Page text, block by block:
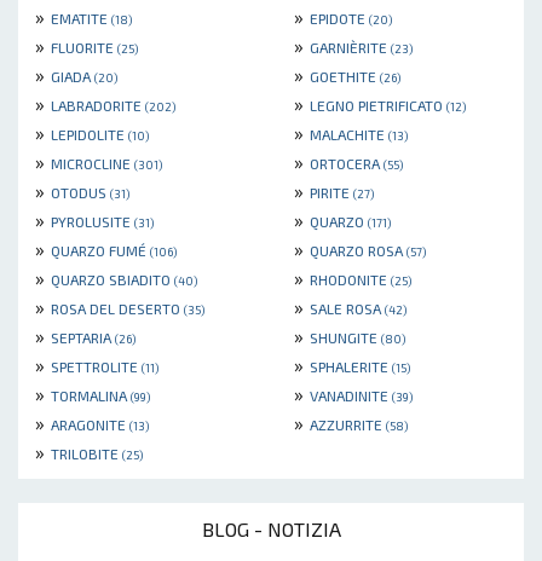
» EMATITE (18) » EPIDOTE (20)
» FLUORITE (25) » GARNIÈRITE (23)
» GIADA (20) » GOETHITE (26)
» LABRADORITE (202) » LEGNO PIETRIFICATO (12)
» LEPIDOLITE (10) » MALACHITE (13)
» MICROCLINE (301) » ORTOCERA (55)
» OTODUS (31) » PIRITE (27)
» PYROLUSITE (31) » QUARZO (171)
» QUARZO FUMÉ (106) » QUARZO ROSA (57)
» QUARZO SBIADITO (40) » RHODONITE (25)
» ROSA DEL DESERTO (35) » SALE ROSA (42)
» SEPTARIA (26) » SHUNGITE (80)
» SPETTROLITE (11) » SPHALERITE (15)
» TORMALINA (99) » VANADINITE (39)
» ARAGONITE (13) » AZZURRITE (58)
» TRILOBITE (25)
BLOG - NOTIZIA